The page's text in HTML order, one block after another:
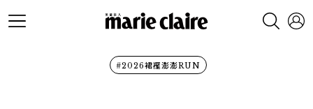
#2026裙襬澎澎RUN